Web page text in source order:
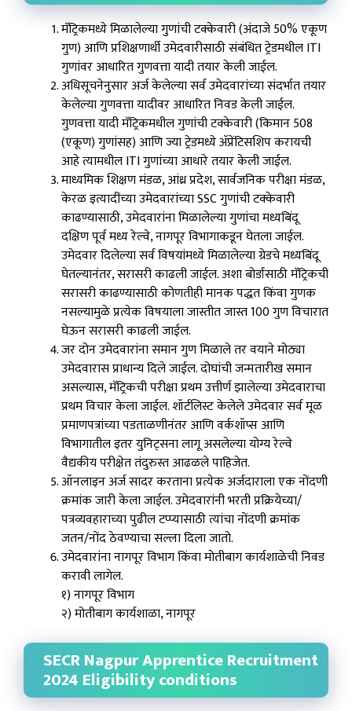
मॅट्रिकमध्ये मिळालेल्या गुणांची टक्केवारी (अंदाजे 50% एकूण
गुण) आणि प्रशिक्षणार्थी उमेदवारीसाठी संबंधित ट्रेडमधील ITI
गुणांवर आधारित गुणवत्ता यादी तयार केली जाईल.
अधिसूचनेनुसार अर्ज केलेल्या सर्व उमेदवारांच्या संदर्भात तयार
केलेल्या गुणवत्ता यादीवर आधारित निवड केली जाईल.
गुणवत्ता यादी मॅट्रिकमधील गुणांची टक्केवारी (किमान 508 ​​
(एकूण) गुणांसह) आणि ज्या ट्रेडमध्ये ॲप्रेंटिसशिप करायची
आहे त्यामधील ITI गुणांच्या आधारे तयार केली जाईल.
माध्यमिक शिक्षण मंडळ, आंध्र प्रदेश, सार्वजनिक परीक्षा मंडळ,
केरळ इत्यादींच्या उमेदवारांच्या SSC गुणांची टक्केवारी
काढण्यासाठी, उमेदवारांना मिळालेल्या गुणांचा मध्यबिंदू
दक्षिण पूर्व मध्य रेल्वे, नागपूर विभागाकडून घेतला जाईल.
उमेदवार दिलेल्या सर्व विषयांमध्ये मिळालेल्या ग्रेडचे मध्यबिंदू
घेतल्यानंतर, सरासरी काढली जाईल. अशा बोर्डांसाठी मॅट्रिकची
सरासरी काढण्यासाठी कोणतीही मानक पद्धत किंवा गुणक
नसल्यामुळे प्रत्येक विषयाला जास्तीत जास्त 100 गुण विचारात
घेऊन सरासरी काढली जाईल.
जर दोन उमेदवारांना समान गुण मिळाले तर वयाने मोठ्या
उमेदवारास प्राधान्य दिले जाईल. दोघांची जन्मतारीख समान
असल्यास, मॅट्रिकची परीक्षा प्रथम उत्तीर्ण झालेल्या उमेदवाराचा
प्रथम विचार केला जाईल. शॉर्टलिस्ट केलेले उमेदवार सर्व मूळ
प्रमाणपत्रांच्या पडताळणीनंतर आणि वर्कशॉप्स आणि
विभागातील इतर युनिट्सना लागू असलेल्या योग्य रेल्वे
वैद्यकीय परीक्षेत तंदुरुस्त आढळले पाहिजेत.
ऑनलाइन अर्ज सादर करताना प्रत्येक अर्जदाराला एक नोंदणी
क्रमांक जारी केला जाईल. उमेदवारांनी भरती प्रक्रियेच्या/
पत्रव्यवहाराच्या पुढील टप्प्यासाठी त्यांचा नोंदणी क्रमांक
जतन/नोंद ठेवण्याचा सल्ला दिला जातो.
उमेदवारांना नागपूर विभाग किंवा मोतीबाग कार्यशाळेची निवड
करावी लागेल.
१) नागपूर विभाग
२) मोतीबाग कार्यशाळा, नागपूर
SECR Nagpur Apprentice Recruitment
2024 Eligibility conditions